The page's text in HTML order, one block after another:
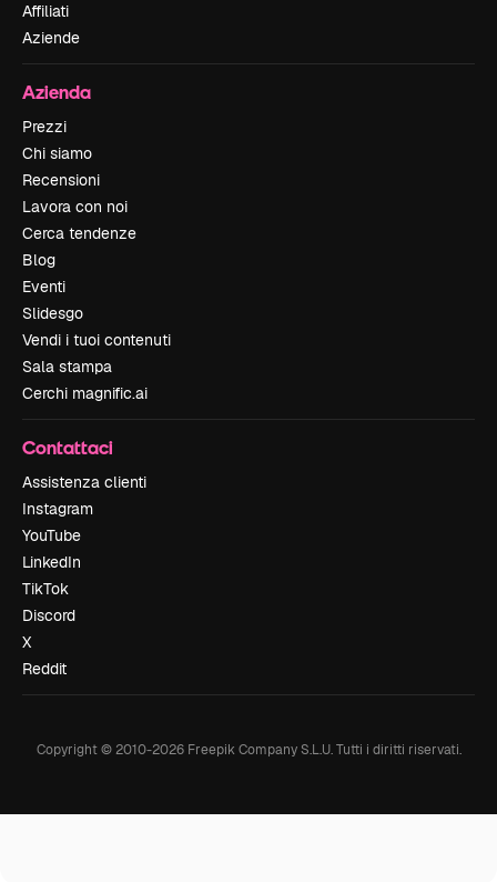
Affiliati
Aziende
Azienda
Prezzi
Chi siamo
Recensioni
Lavora con noi
Cerca tendenze
Blog
Eventi
Slidesgo
Vendi i tuoi contenuti
Sala stampa
Cerchi magnific.ai
Contattaci
Assistenza clienti
Instagram
YouTube
LinkedIn
TikTok
Discord
X
Reddit
Copyright © 2010-2026Freepik Company S.L.U. Tutti i diritti riservati.